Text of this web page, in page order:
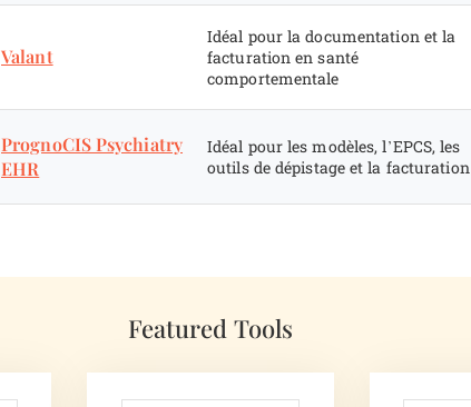
Valant
Idéal pour la documentation et la
facturation en santé
comportementale
PrognoCIS Psychiatry
EHR
Idéal pour les modèles, l’EPCS, les
outils de dépistage et la facturation
Featured Tools